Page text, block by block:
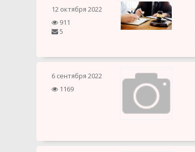
12 октября 2022
911
5
6 сентября 2022
1169